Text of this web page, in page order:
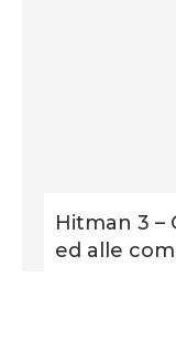
Hitman 3 –
ed alle